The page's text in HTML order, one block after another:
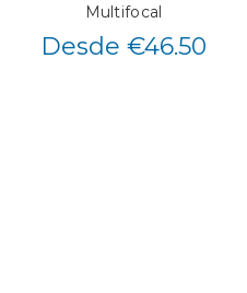
Multifocal
Desde €46.50